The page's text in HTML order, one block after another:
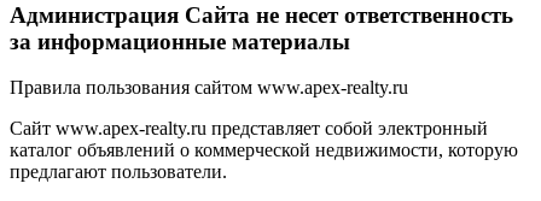
Администрация Сайта не несет ответственность
за информационные материалы
Правила пользования сайтом www.apex-realty.ru
Сайт www.apex-realty.ru представляет собой электронный
каталог объявлений о коммерческой недвижимости, которую
предлагают пользователи.